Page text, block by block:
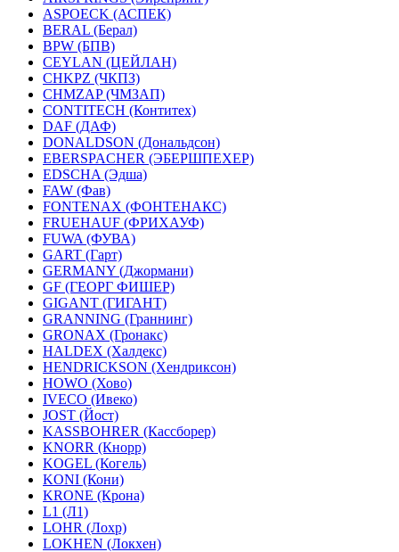
ASPOECK (АСПЕК)
BERAL (Берал)
BPW (БПВ)
CEYLAN (ЦЕЙЛАН)
CHKPZ (ЧКПЗ)
CHMZAP (ЧМЗАП)
CONTITECH (Контитех)
DAF (ДАФ)
DONALDSON (Дональдсон)
EBERSPACHER (ЭБЕРШПЕХЕР)
EDSCHA (Эдша)
FAW (Фав)
FONTENAX (ФОНТЕНАКС)
FRUEHAUF (ФРИХАУФ)
FUWA (ФУВА)
GART (Гарт)
GERMANY (Джормани)
GF (ГЕОРГ ФИШЕР)
GIGANT (ГИГАНТ)
GRANNING (Граннинг)
GRONAX (Гронакс)
HALDEX (Халдекс)
HENDRICKSON (Хендриксон)
HOWO (Хово)
IVECO (Ивеко)
JOST (Йост)
KASSBOHRER (Касcборер)
KNORR (Кнорр)
KOGEL (Когель)
KONI (Кони)
KRONE (Крона)
L1 (Л1)
LOHR (Лохр)
LOKHEN (Локхен)